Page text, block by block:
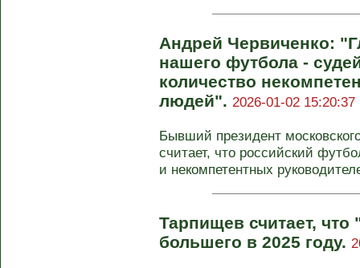
Андрей Червиченко:
нашего футбола -
количество
людей". 2026-01-02 15:20:37
Бывший президент
считает, что российский
и некомпетентных
Тарпищев считает,
большего в 2025 году.